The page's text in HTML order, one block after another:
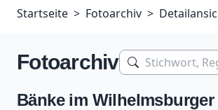
Startseite Fotoarchiv
Fotoarchiv
Bänke im